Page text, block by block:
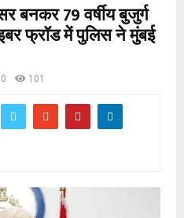
बनकर 79 वर्षीय बुजुर्ग
फ्रॉड में पुलिस ने मुंबई
0 101